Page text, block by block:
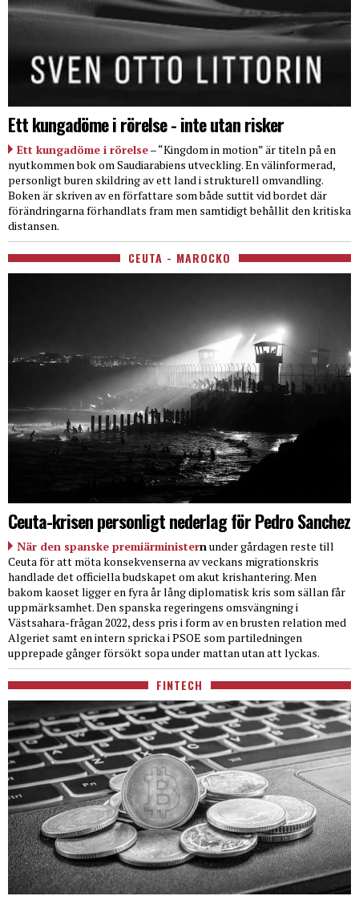
Ett kungadöme i rörelse - inte utan risker
Ett kungadöme i rörelse– “Kingdom in motion” är titeln på en
nyutkommen bok om Saudiarabiens utveckling. En välinformerad,
personligt buren skildring av ett land i strukturell omvandling.
Boken är skriven av en författare som både suttit vid bordet där
förändringarna förhandlats fram men samtidigt behållit den kritiska
distansen.
CEUTA - MAROCKO
Ceuta-krisen personligt nederlag för Pedro Sanchez
När den spanske premiärministernunder gårdagen reste till
Ceuta för att möta konsekvenserna av veckans migrationskris
handlade det officiella budskapet om akut krishantering. Men
bakom kaoset ligger en fyra år lång diplomatisk kris som sällan får
uppmärksamhet. Den spanska regeringens omsvängning i
Västsahara-frågan 2022, dess pris i form av en brusten relation med
Algeriet samt en intern spricka i PSOE som partiledningen
upprepade gånger försökt sopa under mattan utan att lyckas.
FINTECH